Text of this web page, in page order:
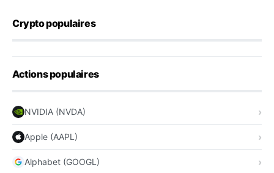
Crypto populaires
Actions populaires
NVIDIA (NVDA)
Apple (AAPL)
Alphabet (GOOGL)